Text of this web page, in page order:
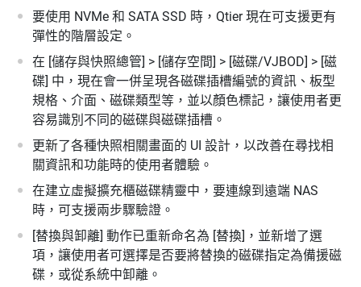
要使用 NVMe 和 SATA SSD 時，Qtier 現在可支援更有
彈性的階層設定。
在 [儲存與快照總管] > [儲存空間] > [磁碟/VJBOD] > [磁
碟] 中，現在會一併呈現各磁碟插槽編號的資訊、板型
規格、介面、磁碟類型等，並以顏色標記，讓使用者更
容易識別不同的磁碟與磁碟插槽。
更新了各種快照相關畫面的 UI 設計，以改善在尋找相
關資訊和功能時的使用者體驗。
在建立虛擬擴充櫃磁碟精靈中，要連線到遠端 NAS
時，可支援兩步驟驗證。
[替換與卸離] 動作已重新命名為 [替換]，並新增了選
項，讓使用者可選擇是否要將替換的磁碟指定為備援磁
碟，或從系統中卸離。